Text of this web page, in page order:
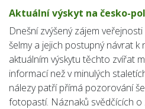
Aktuální výskyt na česko-
Dnešní zvýšený zájem
šelmy a jejich postupný návrat k
aktuálním výskytu těchto zvířat
informací než v minulých
nálezy patří přímá pozorování
fotopastí. Náznaků svědčících